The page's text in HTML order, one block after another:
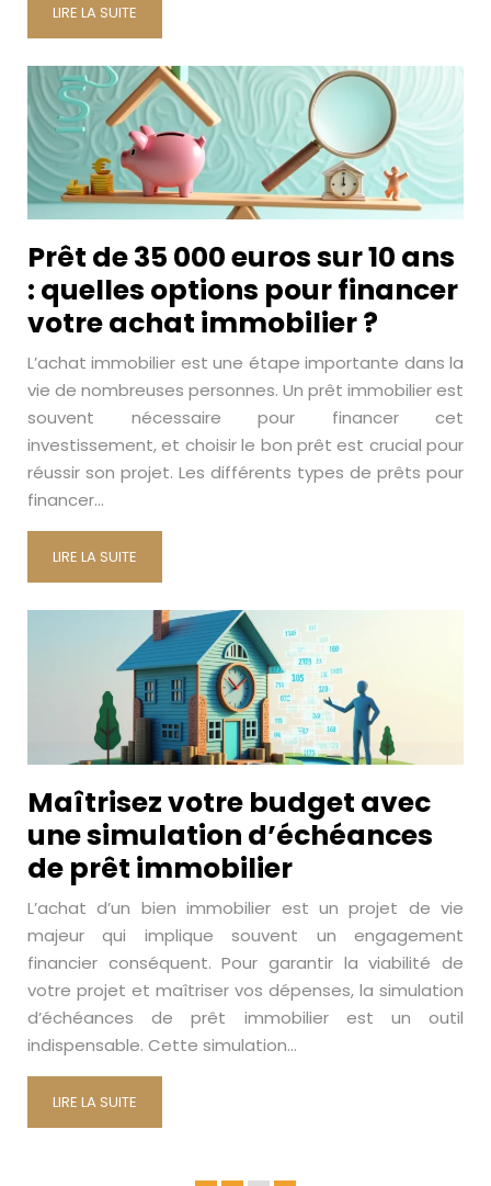
LIRE LA SUITE
Prêt de 35 000 euros sur 10 ans
: quelles options pour financer
votre achat immobilier ?
L’achat immobilier est une étape importante dans la
vie de nombreuses personnes. Un prêt immobilier est
souvent nécessaire pour financer cet
investissement, et choisir le bon prêt est crucial pour
réussir son projet. Les différents types de prêts pour
financer…
LIRE LA SUITE
Maîtrisez votre budget avec
une simulation d’échéances
de prêt immobilier
L’achat d’un bien immobilier est un projet de vie
majeur qui implique souvent un engagement
financier conséquent. Pour garantir la viabilité de
votre projet et maîtriser vos dépenses, la simulation
d’échéances de prêt immobilier est un outil
indispensable. Cette simulation…
LIRE LA SUITE